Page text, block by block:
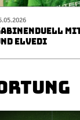
ELVEDI